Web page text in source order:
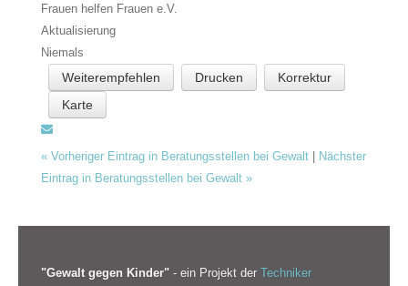
Frauen helfen Frauen e.V.
Aktualisierung
Niemals
Weiterempfehlen Drucken
Korrektur
Karte
« Vorheriger Eintrag in Beratungsstellen bei Gewalt | Nächster
Eintrag in Beratungsstellen bei Gewalt »
"Gewalt gegen Kinder" - ein Projekt der Techniker